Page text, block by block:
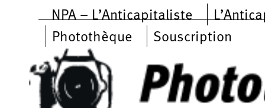
Aller au contenu principal
NPA – L’Anticapitaliste
Photothèque
Souscription